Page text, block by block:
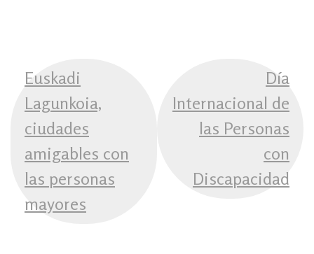
NAVEGACIÓN
DE
ENTRADAS
Euskadi
Lagunkoia,
ciudades
amigables con
las personas
mayores
Día
Internacional de
las Personas
con
Discapacidad